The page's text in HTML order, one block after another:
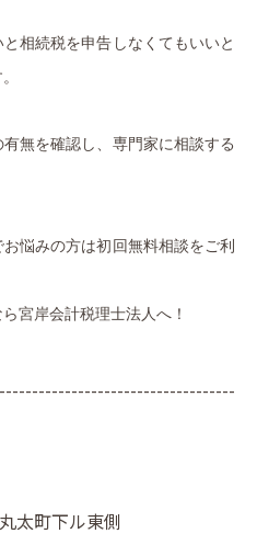
相続税を申告しなくてもいいと
無を確認し、専門家に相談する
悩みの方は初回無料相談をご利
宮岸会計税理士法人へ！
太町下ル東側